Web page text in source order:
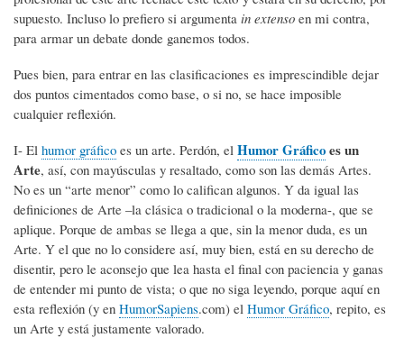
supuesto. Incluso lo prefiero si argumenta in extenso en mi contra,
para armar un debate donde ganemos todos.
Pues bien, para entrar en las clasificaciones es imprescindible dejar
dos puntos cimentados como base, o si no, se hace imposible
cualquier reflexión.
I- El humor gráfico es un arte. Perdón, el Humor Gráficoes un
Arte, así, con mayúsculas y resaltado, como son las demás Artes.
No es un “arte menor” como lo califican algunos. Y da igual las
definiciones de Arte –la clásica o tradicional o la moderna-, que se
aplique. Porque de ambas se llega a que, sin la menor duda, es un
Arte. Y el que no lo considere así, muy bien, está en su derecho de
disentir, pero le aconsejo que lea hasta el final con paciencia y ganas
de entender mi punto de vista; o que no siga leyendo, porque aquí en
esta reflexión (y en HumorSapiens.com) el Humor Gráfico, repito, es
un Arte y está justamente valorado.